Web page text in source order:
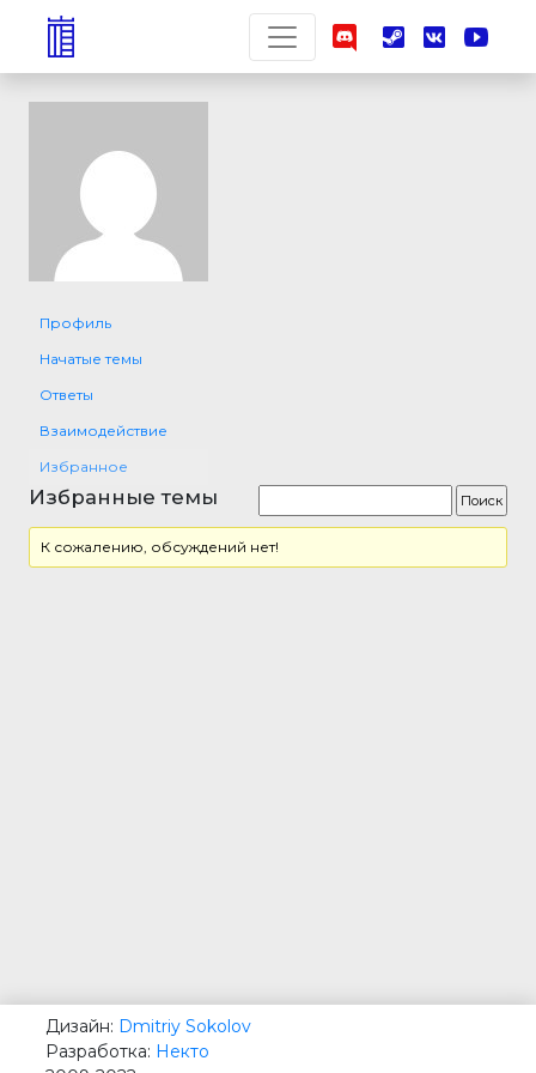
Профиль
Начатые темы
Ответы
Взаимодействие
Избранное
Избранные темы
К сожалению, обсуждений нет!
Дизайн: Dmitriy Sokolov
Разработка: Некто